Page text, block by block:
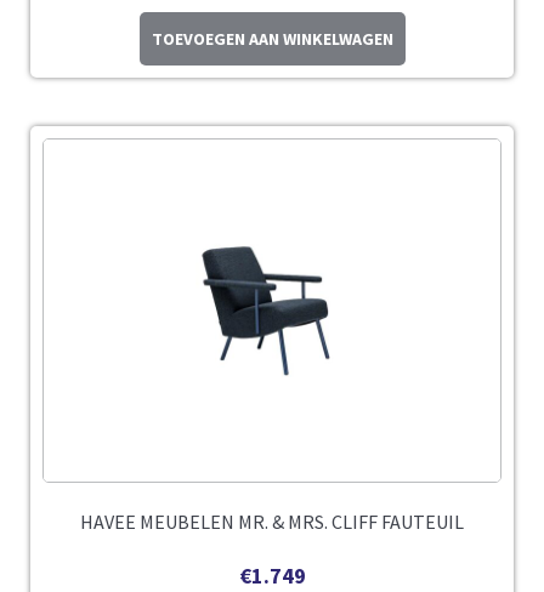
TOEVOEGEN AAN WINKELWAGEN
HAVEE MEUBELEN MR. & MRS. CLIFF FAUTEUIL
€1.749